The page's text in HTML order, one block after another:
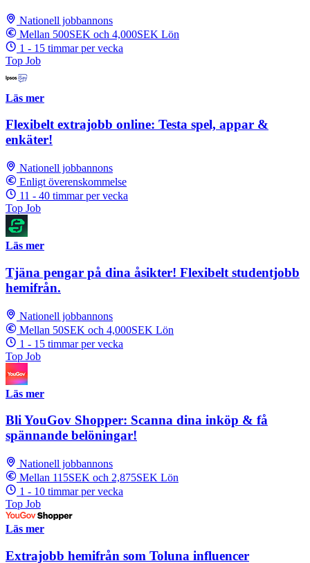
Nationell jobbannons
Mellan 500SEK och 4,000SEK Lön
1 - 15 timmar per vecka
Top Job
Läs mer
Flexibelt extrajobb online: Testa spel, appar &
enkäter!
Nationell jobbannons
Enligt överenskommelse
11 - 40 timmar per vecka
Top Job
Läs mer
Tjäna pengar på dina åsikter! Flexibelt studentjobb
hemifrån.
Nationell jobbannons
Mellan 50SEK och 4,000SEK Lön
1 - 15 timmar per vecka
Top Job
Läs mer
Bli YouGov Shopper: Scanna dina inköp & få
spännande belöningar!
Nationell jobbannons
Mellan 115SEK och 2,875SEK Lön
1 - 10 timmar per vecka
Top Job
Läs mer
Extrajobb hemifrån som Toluna influencer